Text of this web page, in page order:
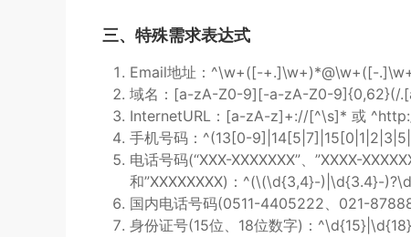
三、特殊需求表达式
Email地址：^\w+([-+.]\w+)*@\w+([-
域名：[a-zA-Z0-9][-a-zA-Z0-9]{0,62}(/
InternetURL：[a-zA-z]+://[^\s]* 或
手机号码：^(13[0-
电话号码(“XXX-XXXXXXX”、”XXXX-
和”XXXXXXXX)：^(\(\d{3,4}-)|\d{3.4}-
国内电话号码(0511-4405222、021-
身份证号(15位、18位数字)：